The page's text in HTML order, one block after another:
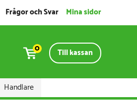
Frågor och Svar Mina sidor
0 Till kassan
Handlare